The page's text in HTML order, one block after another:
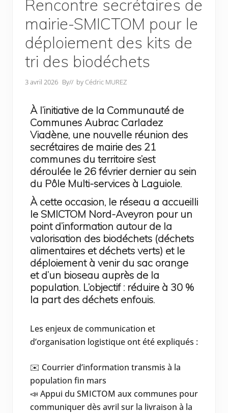
Rencontre secrétaires de
mairie-SMICTOM pour le
déploiement des kits de
tri des biodéchets
3 avril 2026 By// byCédric MUREZ
À l’initiative de la Communauté de
Communes Aubrac Carladez
Viadène, une nouvelle réunion des
secrétaires de mairie des 21
communes du territoire s’est
déroulée le 26 février dernier au sein
du Pôle Multi-services à Laguiole.
À cette occasion, le réseau a accueilli
le SMICTOM Nord-Aveyron pour un
point d’information autour de la
valorisation des biodéchets (déchets
alimentaires et déchets verts) et le
déploiement à venir du sac orange
et d’un bioseau auprès de la
population. L’objectif : réduire à 30 %
la part des déchets enfouis.
Les enjeux de communication et
d’organisation logistique ont été expliqués :
✉️ Courrier d’information transmis à la
population fin mars
📣 Appui du SMICTOM aux communes pour
communiquer dès avril sur la livraison à la